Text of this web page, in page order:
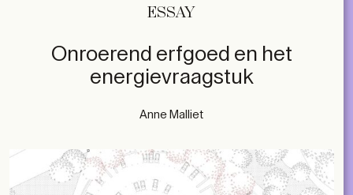
ESSAY
Onroerend erfgoed en het
energievraagstuk
Anne Malliet